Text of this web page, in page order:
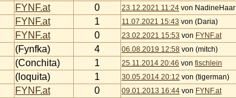
FYNF.at 0 23.12.2021 11:24 von NadineHaar
FYNF.at 1 11.07.2021 15:43 von (Daria)
FYNF.at 0 23.02.2021 15:53 von FYNF.at
(Fynfka) 4 06.08.2019 12:58 von (mitch)
(Conchita) 1 25.11.2014 20:46 von fischlein
(loquita) 1 30.05.2014 20:12 von (tigerman)
FYNF.at 0 09.01.2013 16:44 von FYNF.at